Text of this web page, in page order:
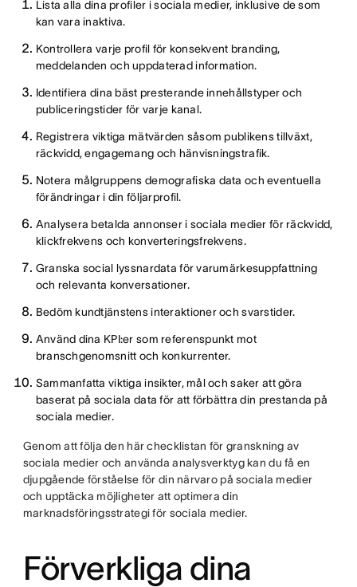
Lista alla dina profiler i sociala medier, inklusive de som
kan vara inaktiva.
Kontrollera varje profil för konsekvent branding,
meddelanden och uppdaterad information.
Identifiera dina bäst presterande innehållstyper och
publiceringstider för varje kanal.
Registrera viktiga mätvärden såsom publikens tillväxt,
räckvidd, engagemang och hänvisningstrafik.
Notera målgruppens demografiska data och eventuella
förändringar i din följarprofil.
Analysera betalda annonser i sociala medier för räckvidd,
klickfrekvens och konverteringsfrekvens.
Granska social lyssnardata för varumärkesuppfattning
och relevanta konversationer.
Bedöm kundtjänstens interaktioner och svarstider.
Använd dina KPI:er som referenspunkt mot
branschgenomsnitt och konkurrenter.
Sammanfatta viktiga insikter, mål och saker att göra
baserat på sociala data för att förbättra din prestanda på
sociala medier.
Genom att följa den här checklistan för granskning av
sociala medier och använda analysverktyg kan du få en
djupgående förståelse för din närvaro på sociala medier
och upptäcka möjligheter att optimera din
marknadsföringsstrategi för sociala medier.
Förverkliga dina